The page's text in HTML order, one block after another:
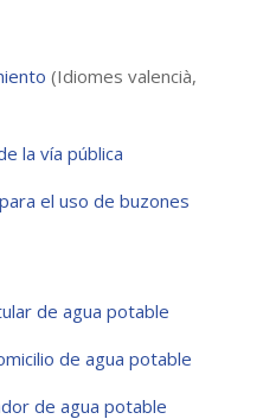
(Idiomes valencià,
la vía pública
el uso de buzones
de agua potable
de agua potable
de agua potable